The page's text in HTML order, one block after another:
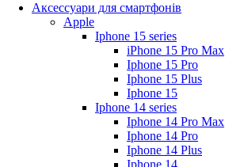
Аксессуари для смартфонів
Apple
Iphone 15 series
iPhone 15 Pro Max
Iphone 15 Pro
Iphone 15 Plus
Iphone 15
Iphone 14 series
Iphone 14 Pro Max
Iphone 14 Pro
Iphone 14 Plus
Iphone 14